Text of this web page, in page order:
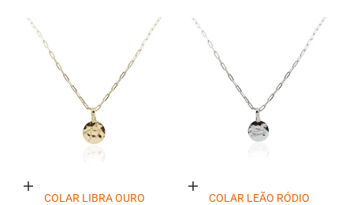
Adicionar ao carrinho
COLAR LIBRA OURO
Adicionar ao carrinho
COLAR LEÃO RÓDIO